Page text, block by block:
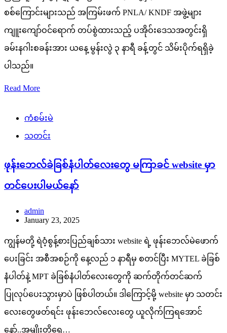
စစ်ကြောင်းများသည် အကြမ်းဖက် PNLA/ KNDF အဖွဲ့များ
ကျူးကျော်ဝင်ရောက် တပ်စွဲထားသည့် ပအိုဝ်းဒေသအတွင်းရှိ
ခမ်းနဂါးစခန်းအား ယနေ့ မွန်းလွဲ ၃ နာရီ ခန့်တွင် သိမ်းပိုက်ရရှိခဲ့
ပါသည်။
Read More
ကံစမ်းမဲ
သတင်း
ဖုန်းဘေလ်ခဲခြစ်နံပါတ်လေးတွေ မကြာခင် website မှာ
တင်ပေးပါမယ်နော်
admin
January 23, 2025
ကျွန်မတို့ ရဲဝံ့စွန့်စားပြည်ချစ်သား website ရဲ့ ဖုန်းဘေလ်မဲဖောက်
ပေးခြင်း အစီအစဉ်ကို နေ့လည် ၁ နာရီမှ စတင်ပြီး MYTEL ခဲခြစ်
နံပါတ်နဲ့ MPT ခဲခြစ်နံပါတ်လေးတွေကို ဆက်တိုက်တင်ဆက်
ပြုလုပ်ပေးသွားမှာပဲ ဖြစ်ပါတယ်။ ဒါကြောင့်မို့ website မှာ သတင်း
လေးတွေဖတ်ရင်း ဖုန်းဘေလ်လေးတွေ ယူလိုက်ကြရအောင်
နော်..အမျိုးတို့ရေ…